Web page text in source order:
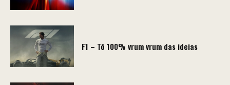
F1 – Tô 100% vrum vrum das ideias